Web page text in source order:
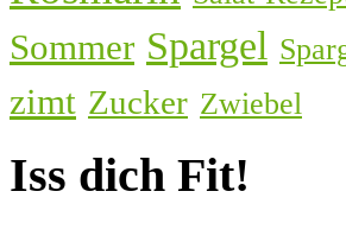
Sommer Spargel
zimt Zucker Zwiebel
Iss dich Fit!